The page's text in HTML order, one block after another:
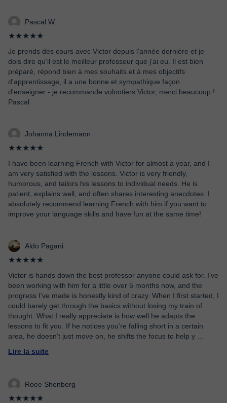
Pascal W.
★★★★★
Je prends des cours avec Victor depuis l'année dernière et je
dois dire qu'il est le meilleur professeur que j'ai eu. Il est bien
préparé, répond bien à mes souhaits et à mes objectifs
d'apprentissage, il a une bonne et sympathique façon
d'enseigner - je recommande volontiers Victor, merci beaucoup !
Pascal
Johanna Lindemann
★★★★★
I have been learning French with Victor for almost a year, and I
am very satisfied with the lessons. Victor is very friendly,
humorous, and tailors his lessons to individual needs. He is
patient, explains well, and often shares interesting anecdotes. I
absolutely recommend learning French with him if you want to
improve your language skills and have fun at the same time!
Aldo Pagani
★★★★★
Victor is hands down the best professor anyone could ask for. I’ve
been working with him for a little over 5 months now, and the
progress I’ve made is honestly kind of crazy. When I first started, I
could barely get through the basics without losing my train of
thought. What I really appreciate is how well he adapts the
lessons to fit you. If he notices you’re falling short in a certain
area, he doesn’t just move on, he shifts the focus to help y
Lire la suite
Roee Shenberg
★★★★★